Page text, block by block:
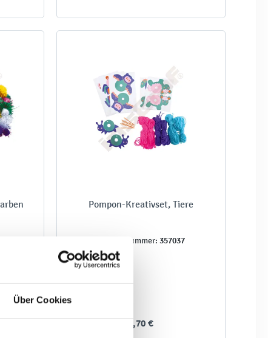
Über Cookies
Pompon-Kreativset, Tiere
Produktnummer: 357037
4,70 €